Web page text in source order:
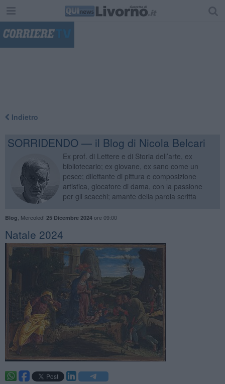
Indietro
SORRIDENDO — il Blog di Nicola Belcari
Ex prof. di Lettere e di Storia dell’arte, ex
bibliotecario; ex giovane, ex sano come un
pesce; dilettante di pittura e composizione
artistica, giocatore di dama, con la passione
per gli scacchi; amante della parola scritta
Blog Mercoledì 25 Dicembre 2024ore 09:00
Natale 2024